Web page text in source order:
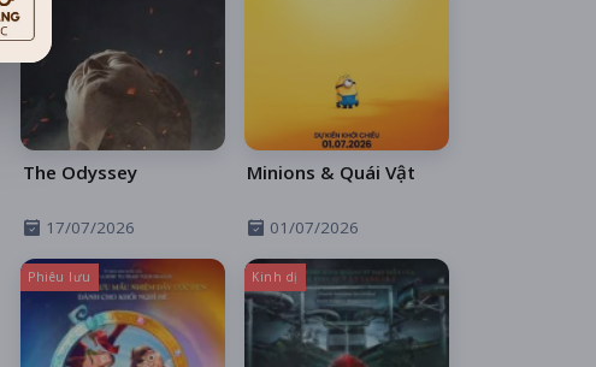
The Odyssey
17/07/2026
Minions & Quái Vật
01/07/2026
Phiêu lưu Kinh dị